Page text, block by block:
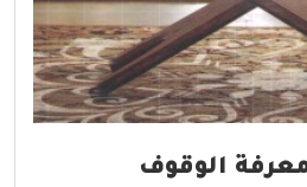
الوقوف